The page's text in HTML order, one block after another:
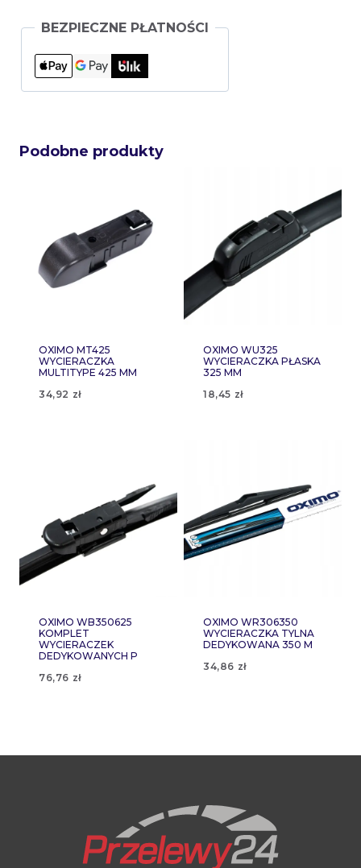
BEZPIECZNE PŁATNOŚCI
Podobne produkty
OXIMO MT425
WYCIERACZKA
MULTITYPE 425 MM
34,92 zł
OXIMO WU325
WYCIERACZKA PŁASKA
325 MM
18,45 zł
OXIMO WB350625
KOMPLET
WYCIERACZEK
DEDYKOWANYCH P
76,76 zł
OXIMO WR306350
WYCIERACZKA TYLNA
DEDYKOWANA 350 M
34,86 zł